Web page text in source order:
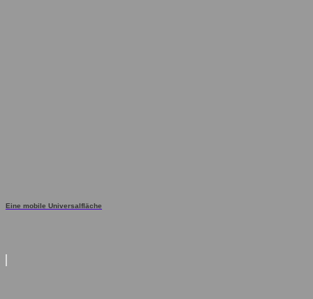
Eine mobile Universalfläche